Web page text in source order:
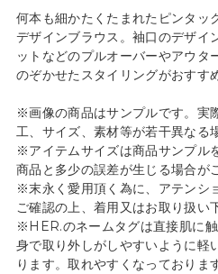
何本も細かたくたまれたピンタッ
デザインブラウス。袖口のデザイ
ットなどのプルオーバーやアウタ
のぞかせたスタイリングがおすす
※画像の商品はサンプルです。実
工、サイズ、素材等が若干異なる
※アイテムサイズは商品サンプル
商品と多少の誤差が生じる場合が
※末永く愛用頂く為に、アテンシ
ご確認の上、着用又はお取り扱い
※HER.のネームタグは直接肌に
身で取り外しがしやすいように軽
ります。取れやすくなっておりま